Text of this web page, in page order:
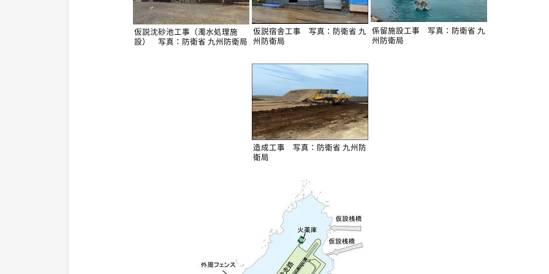
仮説沈砂池工事（濁水処理施
設） 写真：防衛省 九州防衛局
仮説宿舎工事 写真：防衛省 九
州防衛局
係留施設工事 写真：防衛省 九
州防衛局
造成工事 写真：防衛省 九州防
衛局